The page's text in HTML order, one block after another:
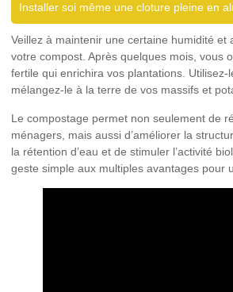
Installer soi même une cloture pleine en
Veillez à maintenir une certaine humidité et
votre compost. Après quelques mois, vous
fertile qui enrichira vos plantations. Utilisez-
mélangez-le à la terre de vos massifs et
Le compostage permet non seulement de
ménagers , mais aussi d’améliorer la
la rétention d’eau et de stimuler l’activité
geste simple aux multiples avantages pour